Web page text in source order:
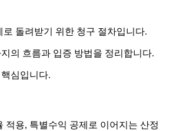
돌려받기 위한 청구 절차입니다.
의 흐름과 입증 방법을 정리합니다.
심입니다.
적용, 특별수익 공제로 이어지는 산정